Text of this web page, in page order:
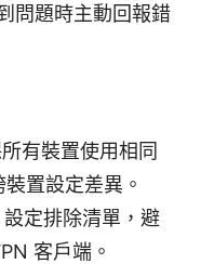
問題時主動回報錯
有裝置使用相同
置設定差異。
定排除清單，避
客戶端。